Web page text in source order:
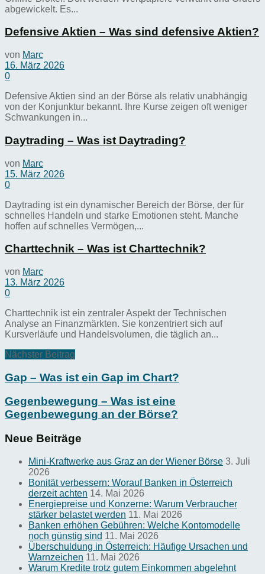
abgewickelt. Es...
Defensive Aktien – Was sind defensive Aktien?
von Marc
16. März 2026
0
Defensive Aktien sind an der Börse als relativ unabhängig
von der Konjunktur bekannt. Ihre Kurse zeigen oft weniger
Schwankungen in...
Daytrading – Was ist Daytrading?
von Marc
15. März 2026
0
Daytrading ist ein dynamischer Bereich der Börse, der für
schnelles Handeln und starke Emotionen steht. Manche
hoffen auf schnelles Vermögen,...
Charttechnik – Was ist Charttechnik?
von Marc
13. März 2026
0
Charttechnik ist ein zentraler Aspekt der Technischen
Analyse an Finanzmärkten. Sie konzentriert sich auf
Kursverläufe und Handelsvolumen, die täglich an...
Nächster Beitrag
Gap – Was ist ein Gap im Chart?
Gegenbewegung – Was ist eine
Gegenbewegung an der Börse?
Neue Beiträge
Mini-Kraftwerke aus Graz an der Wiener Börse 3. Juli
2026
Bonität verbessern: Worauf Banken in Österreich
derzeit achten 14. Mai 2026
Energiepreise und Konzerne: Warum Verbraucher
stärker belastet werden 11. Mai 2026
Banken erhöhen Gebühren: Welche Kontomodelle
noch günstig sind 11. Mai 2026
Überschuldung in Österreich: Häufige Ursachen und
Warnzeichen 11. Mai 2026
Warum Kredite trotz gutem Einkommen abgelehnt